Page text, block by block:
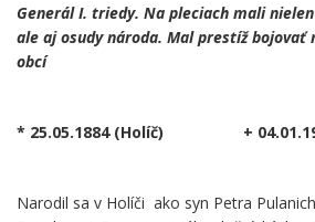
Generál I. triedy. Na pleciach mali
ale aj osudy národa. Mal prestíž bojovať
obcí
* 25.05.1884 (Holíč) +
Narodil sa v Holíči ako syn Petra